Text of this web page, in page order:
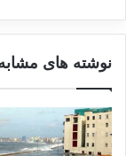
طالبان خواسته
فوری کنند.
نوشته های